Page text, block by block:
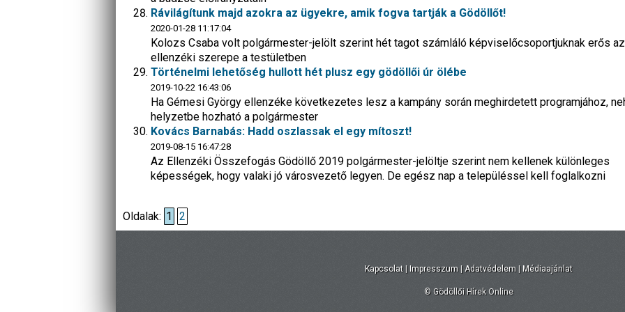
Rávilágítunk majd azokra az ügyekre, amik fogva tartják a Gödöllőt!
2020-01-28 11:17:04
Kolozs Csaba volt polgármester-jelölt szerint hét tagot számláló képviselőcsoportjuknak erős az
ellenzéki szerepe a testületben
Történelmi lehetőség hullott hét plusz egy gödöllői úr ölébe
2019-10-22 16:43:06
Ha Gémesi György ellenzéke következetes lesz a kampány során meghirdetett programjához,
helyzetbe hozható a polgármester
Kovács Barnabás: Hadd oszlassak el egy mítoszt!
2019-08-15 16:47:28
Az Ellenzéki Összefogás Gödöllő 2019 polgármester-jelöltje szerint nem kellenek különleges
képességek, hogy valaki jó városvezető legyen. De egész nap a településsel kell foglalkozni
Oldalak: 1 2
Kapcsolat | Impresszum | Adatvédelem | Médiaajánlat
© Gödöllői Hírek Online